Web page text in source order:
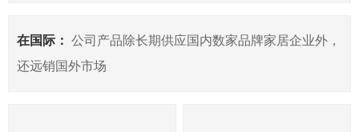
在国际： 公司产品除长期供应国内数家品牌家居企业外，
还远销国外市场